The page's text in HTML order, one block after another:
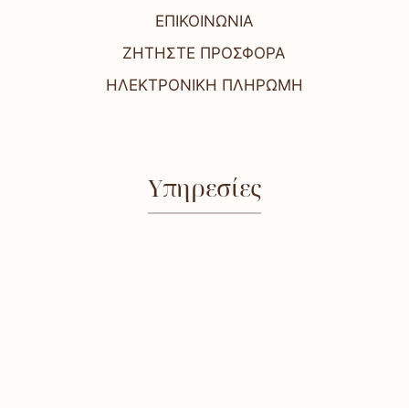
ΕΠΙΚΟΙΝΩΝΙΑ
ΖΗΤΗΣΤΕ ΠΡΟΣΦΟΡΑ
ΗΛΕΚΤΡΟΝΙΚΗ ΠΛΗΡΩΜΗ
Υπηρεσίες